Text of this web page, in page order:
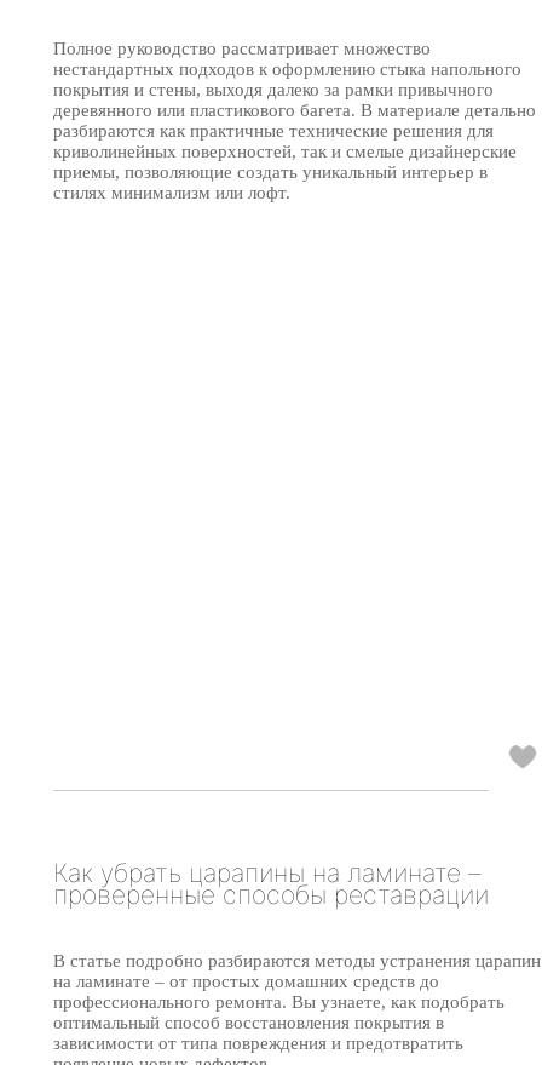
Полное руководство рассматривает множество
нестандартных подходов к оформлению стыка напольного
покрытия и стены, выходя далеко за рамки привычного
деревянного или пластикового багета. В материале детально
разбираются как практичные технические решения для
криволинейных поверхностей, так и смелые дизайнерские
приемы, позволяющие создать уникальный интерьер в
стилях минимализм или лофт.
Как убрать царапины на ламинате –
проверенные способы реставрации
В статье подробно разбираются методы устранения царапин
на ламинате – от простых домашних средств до
профессионального ремонта. Вы узнаете, как подобрать
оптимальный способ восстановления покрытия в
зависимости от типа повреждения и предотвратить